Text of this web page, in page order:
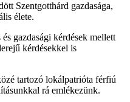
Szentgotthárd gazdasága,
élete.
gazdasági kérdések mellett
kérdésekkel is
tartozó lokálpatrióta férfiú
rá emlékezünk.